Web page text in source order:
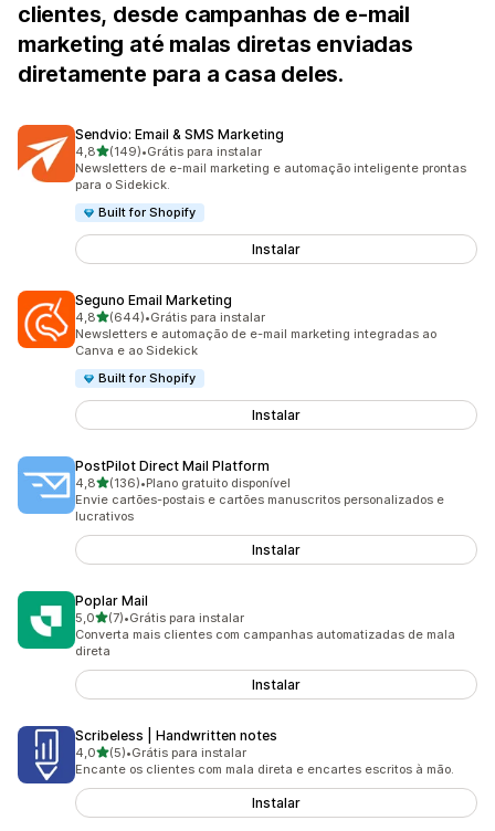
clientes, desde campanhas de e-mail
marketing até malas diretas enviadas
diretamente para a casa deles.
Sendvio: Email & SMS Marketing
4,8de 5 estrelas
(149)
149 avaliações ao todo
•Grátis para instalar
Newsletters de e-mail marketing e automação inteligente prontas
para o Sidekick.
Built for Shopify
Instalar
Seguno Email Marketing
4,8de 5 estrelas
(644)
644 avaliações ao todo
•Grátis para instalar
Newsletters e automação de e-mail marketing integradas ao
Canva e ao Sidekick
Built for Shopify
Instalar
PostPilot Direct Mail Platform
4,8de 5 estrelas
(136)
136 avaliações ao todo
•Plano gratuito disponível
Envie cartões-postais e cartões manuscritos personalizados e
lucrativos
Instalar
Poplar Mail
5,0de 5 estrelas
(7)
7 avaliações ao todo
•Grátis para instalar
Converta mais clientes com campanhas automatizadas de mala
direta
Instalar
Scribeless | Handwritten notes
4,0de 5 estrelas
(5)
5 avaliações ao todo
•Grátis para instalar
Encante os clientes com mala direta e encartes escritos à mão.
Instalar